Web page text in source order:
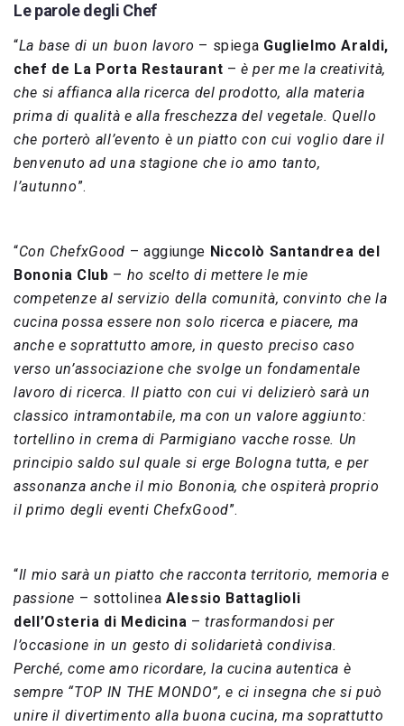
Le parole degli Chef
“La base di un buon lavoro – spiega Guglielmo Araldi,
chef de La Porta Restaurant –è per me la creatività,
che si affianca alla ricerca del prodotto, alla materia
prima di qualità e alla freschezza del vegetale. Quello
che porterò all’evento è un piatto con cui voglio dare il
benvenuto ad una stagione che io amo tanto,
l’autunno”.
“Con ChefxGood – aggiunge Niccolò Santandrea del
Bononia Club – ho scelto di mettere le mie
competenze al servizio della comunità, convinto che la
cucina possa essere non solo ricerca e piacere, ma
anche e soprattutto amore, in questo preciso caso
verso un’associazione che svolge un fondamentale
lavoro di ricerca. Il piatto con cui vi delizierò sarà un
classico intramontabile, ma con un valore aggiunto:
tortellino in crema di Parmigiano vacche rosse. Un
principio saldo sul quale si erge Bologna tutta, e per
assonanza anche il mio Bononia, che ospiterà proprio
il primo degli eventi ChefxGood”.
“Il mio sarà un piatto che racconta territorio, memoria e
passione – sottolineaAlessio Battaglioli
dell’Osteria di Medicina –trasformandosi per
l’occasione in un gesto di solidarietà condivisa.
Perché, come amo ricordare, la cucina autentica è
sempre “TOP IN THE MONDO”, e ci insegna che si può
unire il divertimento alla buona cucina, ma soprattutto